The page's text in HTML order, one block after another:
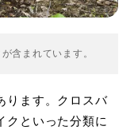
含まれています。
ります。クロスバ
クといった分類に